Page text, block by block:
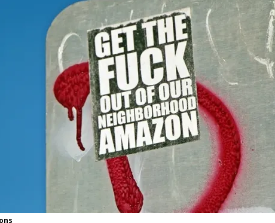
Boka föreläsning